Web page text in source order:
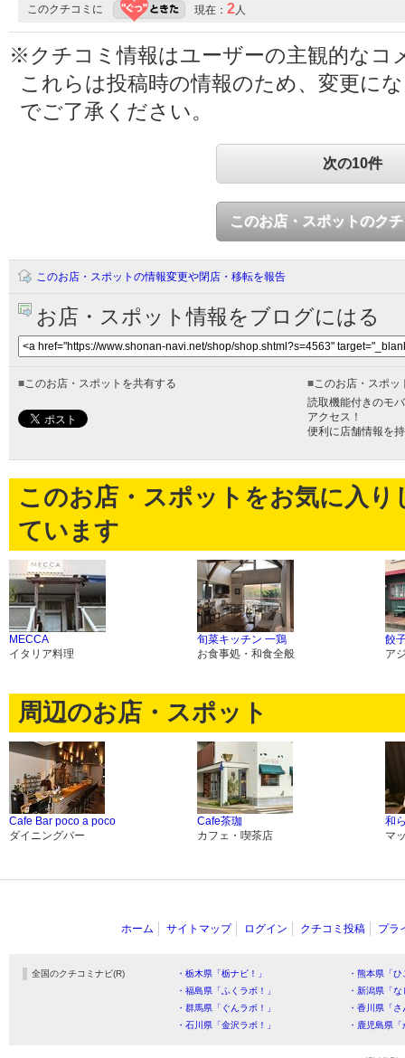
このクチコミに 現在： 2人
※クチコミ情報はユーザーの主観的なコ
これらは投稿時の情報のため、変更に
でご了承ください。
次の10件
このお店・スポットのク
このお店・スポットの情報変更や閉店・移転を報告
お店・スポット情報をブログにはる
■このお店・スポットを共有する ■このお店・スポッ
読取機能付きのモ
アクセス！
便利に店舗情報を
このお店・スポットをお気に入
ています
MECCA
イタリア料理
旬菜キッチン 一鶏
お食事処・和食全般
餃
ア
周辺のお店・スポット
Cafe Bar poco a poco
ダイニングバー
Cafe茶珈
カフェ・喫茶店
和
マ
ホーム サイトマップ ログイン クチコミ投稿 プラ
全国のクチコミナビ(R) ・栃木県「栃ナビ！」
・熊本県「
・福島県「ふくラボ！」
・新潟県「
・群馬県「ぐんラボ！」
・香川県「
・石川県「金沢ラボ！」
・鹿児島県